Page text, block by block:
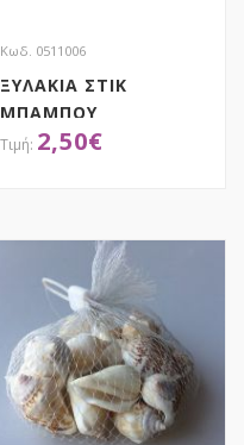
Κωδ. 0511006
ΞΥΛΑΚΙΑ ΣΤΙΚ
ΜΠΑΜΠΟΥ
2,50€